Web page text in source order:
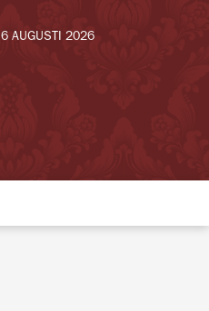
6 AUGUSTI 2026